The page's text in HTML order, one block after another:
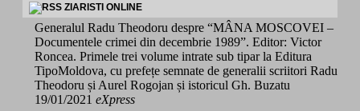
ZIARISTI ONLINE
Generalul Radu Theodoru despre “MÂNA MOSCOVEI –
Documentele crimei din decembrie 1989”. Editor: Victor
Roncea. Primele trei volume intrate sub tipar la Editura
TipoMoldova, cu prefețe semnate de generalii scriitori Radu
Theodoru și Aurel Rogojan și istoricul Gh. Buzatu
19/01/2021 eXpress